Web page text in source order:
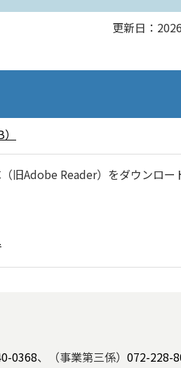
更新日：
旧Adobe Reader）をダウンロー
0368、（事業第三係） 072-228-